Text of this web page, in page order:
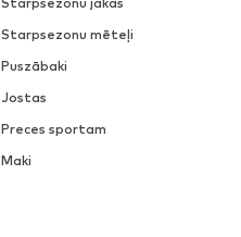
Starpsezonu mēteļi
Puszābaki
Jostas
Preces sportam
Maki